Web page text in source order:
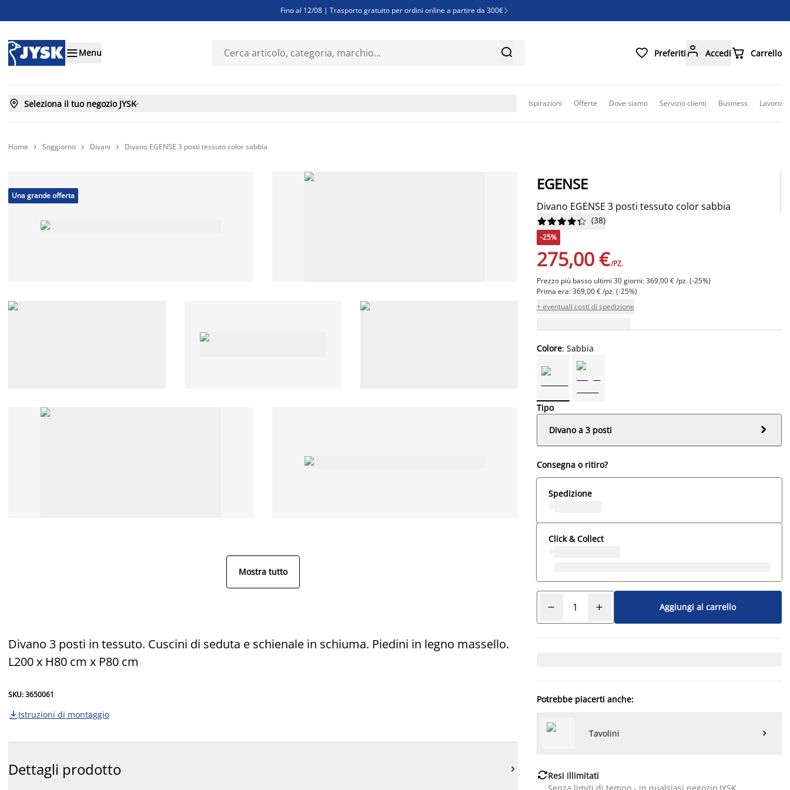
Fino al 12/08 | Trasporto gratuito per ordini online a partire da 300€ 
Finanziamenti - Scegli il piano di rimborso più adatto a te
Menu   Preferiti  Accedi Carrello
 Seleziona il tuo negozio JYSK Ispirazioni Offerte Dove siamo Servizio clienti Business Lavoro
Home  Soggiorno  Divani  Divano EGENSE 3 posti tessuto color sabbia
Una grande offerta
Mostra tutto
Divano 3 posti in tessuto. Cuscini di seduta e schienale in schiuma. Piedini in legno massello.
L200 x H80 cm x P80 cm
SKU: 3650061
 Istruzioni di montaggio
Dettagli prodotto 
EGENSE
Divano EGENSE 3 posti tessuto color sabbia





 (38)
-25%
275,00 €/PZ.
Prezzo più basso ultimi 30 giorni: 369,00 € /pz. (-25%)
Prima era: 369,00 € /pz. (-25%)
+ eventuali costi di spedizione
Colore: Sabbia
Tipo
Divano a 3 posti

Consegna o ritiro?
Spedizione
Click & Collect
Aggiungi al carrello
Potrebbe piacerti anche:
Tavolini 
Resi illimitati
Senza limiti di tempo - in qualsiasi negozio JYSK